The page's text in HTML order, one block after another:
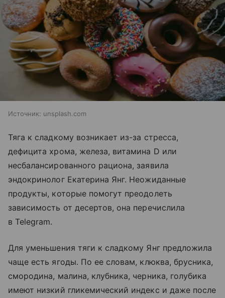
Источник: unsplash.com
Тяга к сладкому возникает из-за стресса,
дефицита хрома, железа, витамина D или
несбалансированного рациона, заявила
эндокринолог Екатерина Янг. Неожиданные
продукты, которые помогут преодолеть
зависимость от десертов, она перечислила
в Telegram.
Для уменьшения тяги к сладкому Янг предложила
чаще есть ягоды. По ее словам, клюква, брусника,
смородина, малина, клубника, черника, голубика
имеют низкий гликемический индекс и даже после